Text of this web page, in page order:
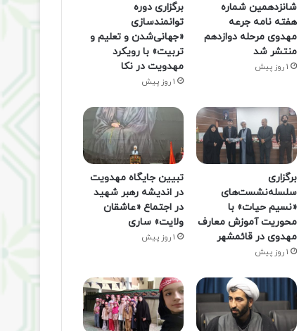
شانزدهمین شماره
هفته‌ نامه جرعه
مهدوی مرحله دوازدهم
منتشر شد
1 روز پیش
برگزاری دوره
توانمندسازی
«جهانی‌شدن و تعلیم و
تربیت» با رویکرد
مهدویت در نکا
1 روز پیش
برگزاری
سلسله‌نشست‌های
«نسیم حیات» با
محوریت آموزش معارف
مهدوی در قائمشهر
1 روز پیش
تبیین جایگاه مهدویت
در اندیشه رهبر شهید
در اجتماع «عاشقان
ولایت» ساری
1 روز پیش